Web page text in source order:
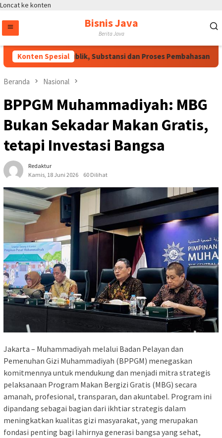
Loncat ke konten
Bisnis Java
Berita Java
Konten Spesial
Dukungan Publik, Substansi dan Proses Pembahasan Harus
Beranda Nasional
BPPGM Muhammadiyah: MBG
Bukan Sekadar Makan Gratis,
tetapi Investasi Bangsa
Redaktur
Kamis, 18 Juni 2026
60 Dilihat
Jakarta – Muhammadiyah melalui Badan Pelayan dan
Pemenuhan Gizi Muhammadiyah (BPPGM) menegaskan
komitmennya untuk mendukung dan menjadi mitra strategis
pelaksanaan Program Makan Bergizi Gratis (MBG) secara
amanah, profesional, transparan, dan akuntabel. Program ini
dipandang sebagai bagian dari ikhtiar strategis dalam
meningkatkan kualitas gizi masyarakat, yang merupakan
fondasi penting bagi lahirnya generasi bangsa yang sehat,